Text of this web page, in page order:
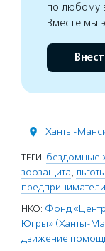
по любому
Вместе мы
Ханты-
ТЕГИ: бездомные
зоозащита,
предприниматели
НКО: Фонд
Югры» (Ханты-
движение